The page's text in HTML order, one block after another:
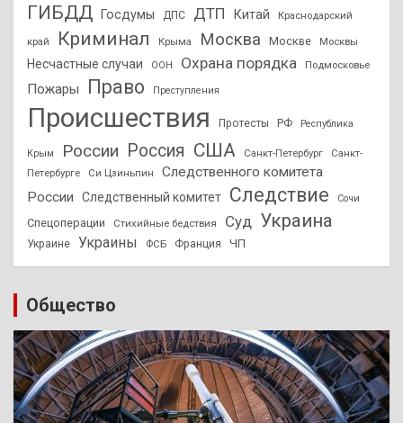
ГИБДД Госдумы ДПС ДТП Китай Краснодарский
край Криминал Крыма Москва Москве Москвы
Несчастные случаи ООН Охрана порядка Подмосковье
Пожары Право Преступления
Происшествия Протесты РФ Республика
Крым России Россия США Санкт-Петербург
Санкт-
Петербурге
Си Цзиньпин
Следственного комитета
России
Следственный комитет Следствие Сочи
Спецоперации Стихийные бедствия Суд Украина
Украине Украины ФСБ Франция ЧП
Общество